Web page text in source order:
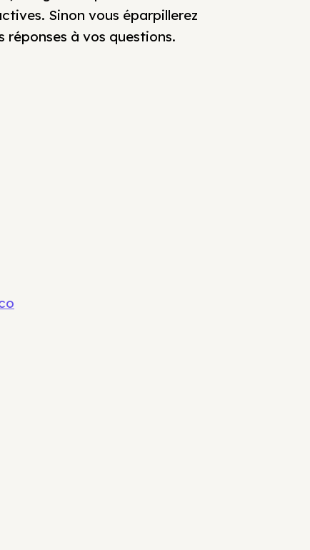
Sinon vous éparpillerez
à vos questions.